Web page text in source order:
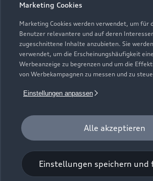
Marketing Cookies
Marketing Cookies werden verwendet, um für
Benutzer relevantere und auf deren
zugeschnittene Inhalte anzubieten. Sie
verwendet, um die Erscheinungshäufigkeit
Werbeanzeige zu begrenzen und um die
von Werbekampagnen zu messen und zu
Einstellungen anpassen
Alle akzeptieren
Einstellungen speichern und
Geschäftskunden
Garantie
Audi digital services
myAudi
Audi Code
Häufige Fragen (FAQ)
Audi Online Beratung
Online-Terminvereinbarung
Servicekontakt
Bordbuch & Bedienungsanleitungen
Verträge kündigen
Unternehmen
Karriere
Investor Relations
Audi erleben
© 2026 AUDI AG. Alle Rechte
Impressum Rechtliches
Cookie-Richtlinie
Digital Services Act
EU Data Act